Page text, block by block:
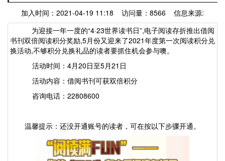
加入时间：2021-04-19 11:18 访问量：8566 信息来源:
为迎接一年一度的“4·23世界读书日”,电子阅读存折推出借阅
书刊双倍阅读积分奖励,5月份又迎来了2021年度第一次阅读积分兑
换活动,不够积分兑换礼品的读者要抓住机会参与噢。
活动时间： 4月20日至5月21日
活动内容：借阅书刊可获双倍积分
咨询电话： 22808600
温馨提示：还没开通账号的读者，可在按以下步骤开通。